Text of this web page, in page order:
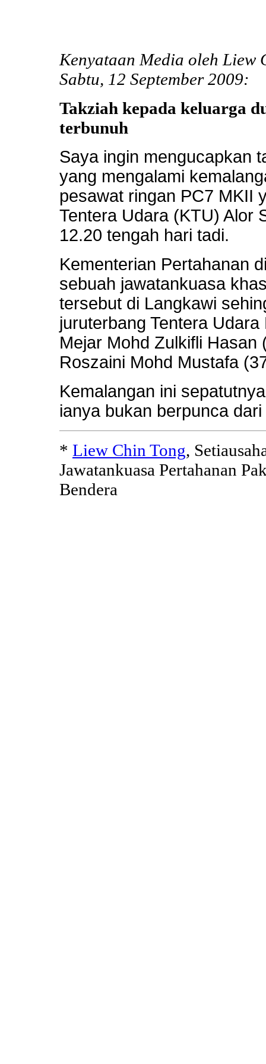
Kenyataan Media oleh Liew
Sabtu, 12 September 2009:
Takziah kepada keluarga
terbunuh
Saya ingin mengucapkan
yang mengalami
pesawat ringan PC7 MKII
Tentera Udara (KTU) Alor
12.20 tengah hari tadi.
Kementerian Pertahanan
sebuah jawatankuasa
tersebut di Langkawi
juruterbang Tentera
Mejar Mohd Zulkifli Hasan
Roszaini Mohd Mustafa
Kemalangan ini
ianya bukan berpunca
* Liew Chin Tong,
Jawatankuasa Pertahanan
Bendera